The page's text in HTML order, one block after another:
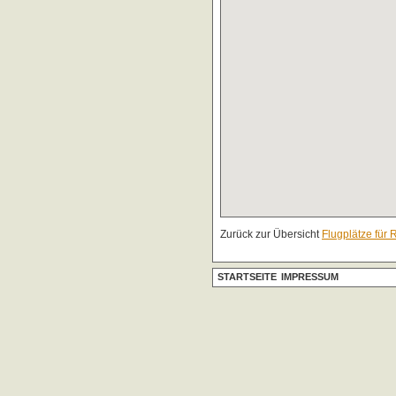
Zurück zur Übersicht Flugplätze für
STARTSEITE IMPRESSUM